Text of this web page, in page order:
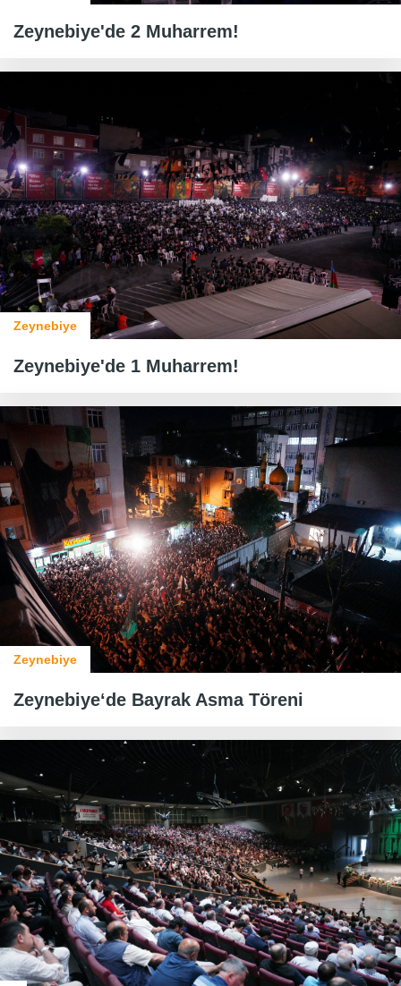
Zeynebiye'de 2 Muharrem!
Zeynebiye
Zeynebiye'de 1 Muharrem!
Zeynebiye
Zeynebiye‘de Bayrak Asma Töreni